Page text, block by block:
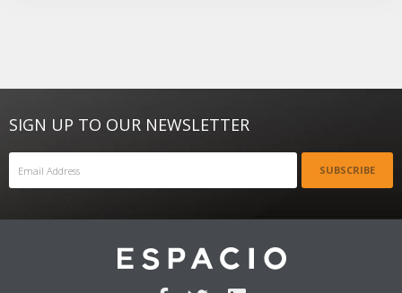
SIGN UP TO OUR NEWSLETTER
SUBSCRIBE